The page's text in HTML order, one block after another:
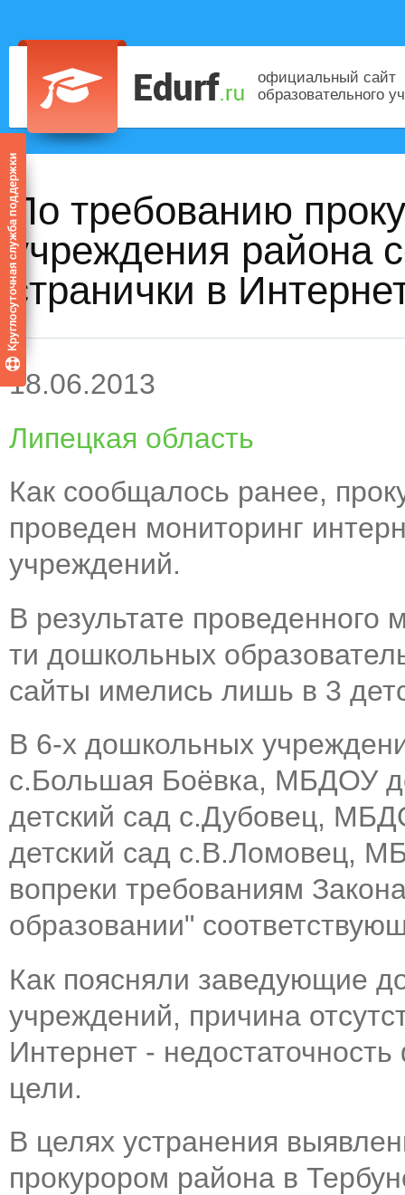
официальный сайт
образовательного
По требованию
учреждения района
странички в
18.06.2013
Липецкая область
Как сообщалось ранее,
проведен мониторинг
учреждений.
В результате проведенного
ти дошкольных
сайты имелись лишь в 3
В 6-х дошкольных
с.Большая Боёвка, МБДОУ
детский сад с.Дубовец,
детский сад с.В.Ломовец,
вопреки требованиям
образовании"
Как поясняли заведующие
учреждений, причина
Интернет -
цели.
В целях устранения
прокурором района в